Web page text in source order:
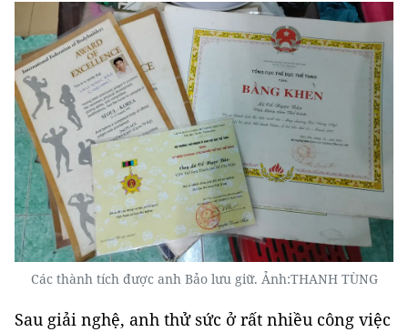
Các thành tích được anh Bảo lưu giữ. Ảnh:THANH TÙNG
Sau giải nghệ, anh thử sức ở rất nhiều công việc